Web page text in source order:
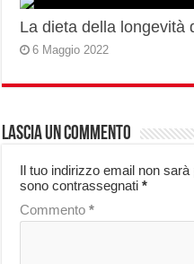
La dieta della longevità
6 Maggio 2022
Lascia un commento
Il tuo indirizzo email non sarà
sono contrassegnati*
Commento*